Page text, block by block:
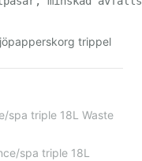
trippel
spa triple 18L Waste
spa triple 18L